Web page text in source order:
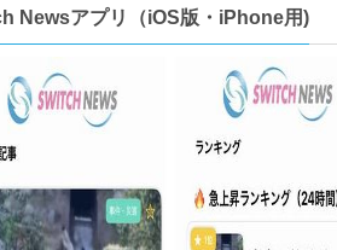
Newsアプリ（iOS版・iPhone用)